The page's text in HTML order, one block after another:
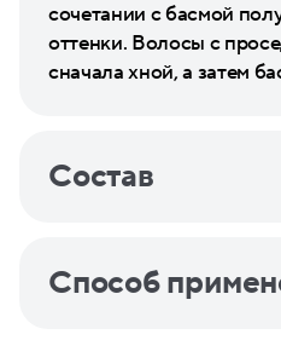
сочетании с басмой
оттенки. Волосы с
сначала хной, а затем
Состав
Способ